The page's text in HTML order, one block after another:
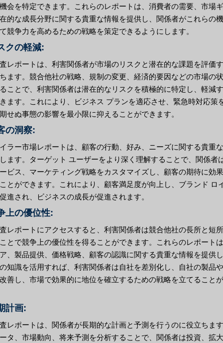
会を特定できます。これらのレポートは、消費者の需要、市場
的な成長分野に関する貴重な情報を提供し、関係者がこれらの
競争力を高めるための戦略を策定できるようにします。
クの軽減:
レポートは、利害関係者が市場のリスクと潜在的な課題を評価
ます。競合他社の戦略、規制の変更、経済的要因などの市場の
ことで、利害関係者は潜在的なリスクを積極的に特定し、軽減
ます。これにより、ビジネス プランを適応させ、緊急時対応策
せぬ事態の影響を最小限に抑えることができます。
の洞察:
ラー市場レポートは、顧客の行動、好み、ニーズに関する貴重
ます。ターゲット ユーザーをより深く理解することで、関係者
ビス、マーケティング戦略をカスタマイズし、顧客の期待に効
とができます。これにより、顧客満足度が向上し、ブランド ロ
進され、ビジネスの成長が促進されます。
上の優位性:
レポートにアクセスすると、利害関係者は競合他社の長所と短
とで競争上の優位性を得ることができます。これらのレポート
、製品提供、価格戦略、顧客の認識に関する貴重な情報を提供
知識を活用すれば、利害関係者は自社を差別化し、自社の製品
善し、市場で効果的に地位を確立するための戦略を立てること
計画:
レポートは、関係者が長期的な計画と予測を行うのに役立ちま
タ、市場動向、将来予測を分析することで、関係者は投資、拡